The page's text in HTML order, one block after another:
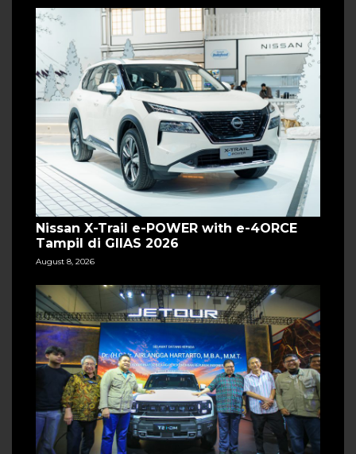
Nissan X-Trail e-POWER with e-4ORCE
Tampil di GIIAS 2026
August 8, 2026